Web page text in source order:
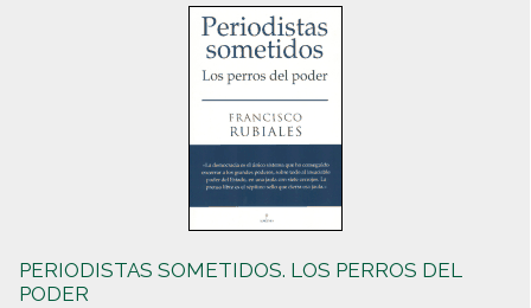
PERIODISTAS SOMETIDOS. LOS PERROS DEL
PODER